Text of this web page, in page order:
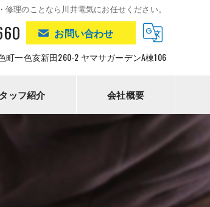
理のことなら川井電気にお任せください。
お問い合わせ
町一色亥新田260-2 ヤマサガーデンA棟106
ッフ紹介 会社概要